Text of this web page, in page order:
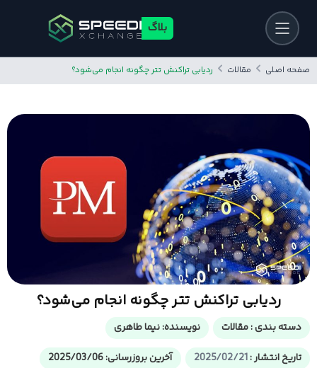
بلاگ
صفحه اصلی مقالات ردیابی تراکنش‌ تتر چگونه انجام می‌شود؟
ردیابی تراکنش‌ تتر چگونه انجام می‌شود؟
دسته بندی :مقالات نویسنده:نیما طاهری
تاریخ انتشار :2025/02/21 آخرین بروزرسانی: 2025/03/06